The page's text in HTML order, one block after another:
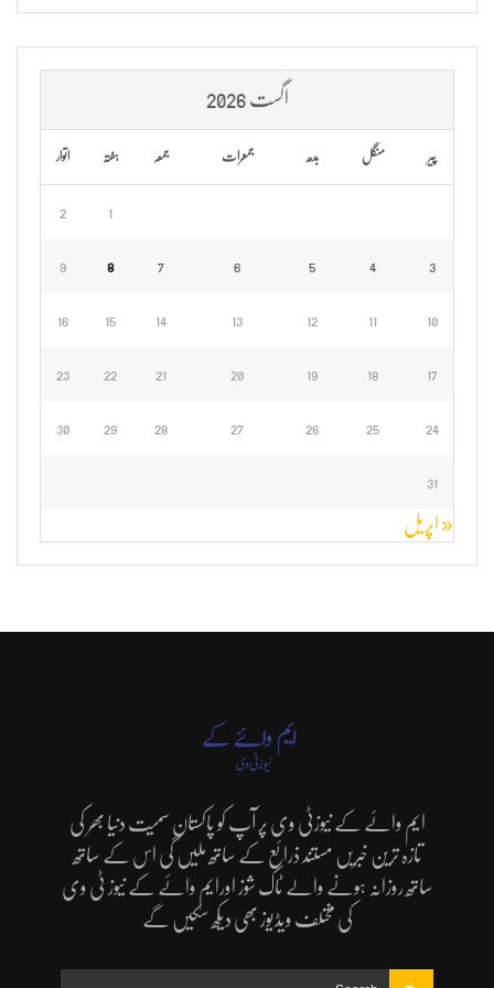
اگست 2026
پیر منگل بدھ جمعرات جمعہ ہفتہ اتوار
1
2
3
4
5
6
7
8
9
10
11
12
13
14
15
16
17
18
19
20
21
22
23
24
25
26
27
28
29
30
31
« اپریل
ایم وائے کے نیوزٹی وی پر آپ کو پاکستان سمیت دنیا بھر کی
تازہ ترین خبریں مستند ذرائع کے ساتھ ملیں گی اس کے ساتھ
ساتھ روزانہ ہونے والے ٹاک شوز اورایم وائے کے نیوز ٹی وی
کی مختلف ویڈیوز بھی دیکھ سکیں گے